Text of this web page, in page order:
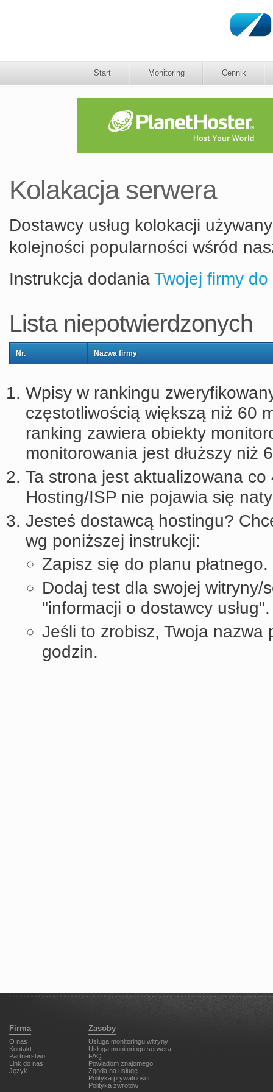
Start Monitoring Cennik
Kolakacja serwera
Dostawcy usług kolokacji
kolejności popularności wśród
Instrukcja dodania Twojej firmy
Lista niepotwierdzonych
Nr. Nazwa firmy
Wpisy w rankingu
częstotliwością większą niż 60
ranking zawiera obiekty
monitorowania jest dłuższy niż
Ta strona jest aktualizowana
Hosting/ISP nie pojawia się
Jesteś dostawcą hostingu?
wg poniższej instrukcji:
Zapisz się do planu płatnego.
Dodaj test dla swojej witryny/
"informacji o dostawcy usług".
Jeśli to zrobisz, Twoja
godzin.
Firma
O nas
Kontakt
Partnerstwo
Link do nas
Język
Zasoby
Usługa monitoringu witryny
Usługa monitoringu serwera
FAQ
Powiadom znajomego
Zgoda na usługę
Polityka prywatności
Polityka zwrotów